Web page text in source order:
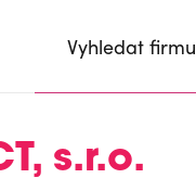
Vyhledat firmu
s.r.o.